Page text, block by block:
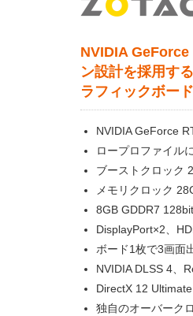
NVIDIA GeForce
ン設計を採用す
ラフィックボード
NVIDIA GeForce
ロープロファイル
ブーストクロック
メモリクロック
8GB GDDR7
DisplayPort×2、
ボード1枚で3画面
NVIDIA DLSS 4、
DirectX 12
独自のオーバーク